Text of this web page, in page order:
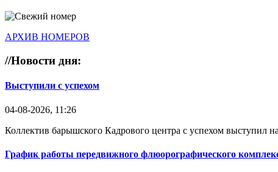
АРХИВ НОМЕРОВ
//Новости дня:
Выступили с успехом
04-08-2026, 11:26
Коллектив барышского Кадрового центра с успехом выступил
График работы передвижного флюорографического